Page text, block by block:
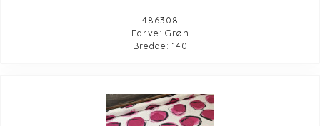
486308
Farve: Grøn
Bredde: 140